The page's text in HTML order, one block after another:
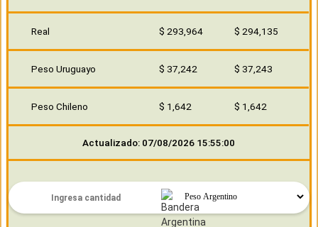
Real $ 293,964 $ 294,135
Peso Uruguayo $ 37,242 $ 37,243
Peso Chileno $ 1,642 $ 1,642
Actualizado: 07/08/2026 15:55:00